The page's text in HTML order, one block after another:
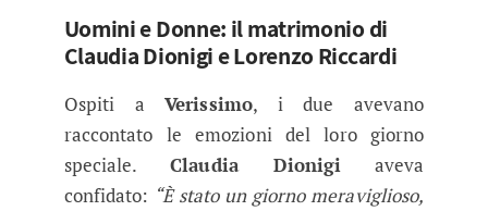
Uomini e Donne: il matrimonio di
Claudia Dionigi e Lorenzo Riccardi
Ospiti aVerissimo, i due avevano
raccontato le emozioni del loro giorno
speciale.Claudia Dionigi aveva
confidato: “È stato un giorno meraviglioso,